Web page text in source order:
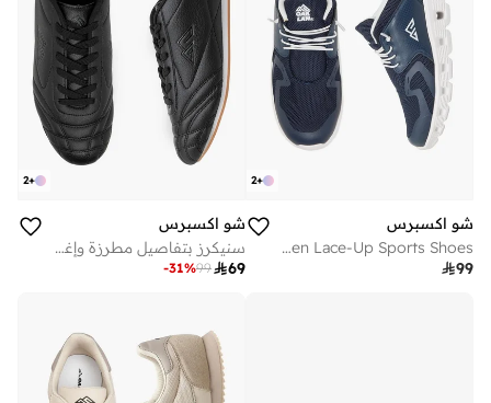
+
2
شو اكسبرس
Men Lace-Up Sports Shoes
99
+
2
شو اكسبرس
سنيكرز بتفاصيل مطرزة وإغلاق برباط
69
99
-31%